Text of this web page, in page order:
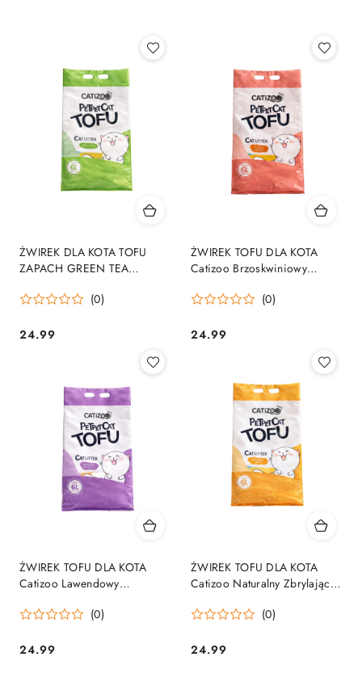
ŻWIREK DLA KOTA TOFU
ZAPACH GREEN TEA
BEZPYŁOWY 6L
(0)
Cena:
24.99
ŻWIREK TOFU DLA KOTA
Catizoo Brzoskwiniowy
bezpyłowy
(0)
Cena:
24.99
ŻWIREK TOFU DLA KOTA
Catizoo Lawendowy
bezpyłowy
(0)
Cena:
24.99
ŻWIREK TOFU DLA KOTA
Catizoo Naturalny Zbrylający
(0)
Cena:
24.99